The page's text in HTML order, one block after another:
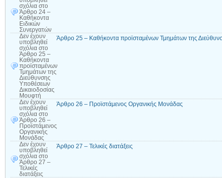
σχόλια στο
Άρθρο 24 –
Καθήκοντα
Ειδικών
Συνεργατών
Δεν έχουν
υποβληθεί
σχόλια στο
Άρθρο 25 –
Καθήκοντα
προϊσταμένων
Τμημάτων της
Διεύθυνσης
Υποθέσεων
Δικαιοδοσίας
Μουφτή
Άρθρο 25 – Καθήκοντα προϊσταμένων Τμημάτων της
Δεν έχουν
υποβληθεί
σχόλια στο
Άρθρο 26 –
Προϊστάμενος
Οργανικής
Μονάδας
Άρθρο 26 – Προϊστάμενος Οργανικής Μονάδας
Δεν έχουν
υποβληθεί
σχόλια στο
Άρθρο 27 –
Τελικές
διατάξεις
Άρθρο 27 – Τελικές διατάξεις